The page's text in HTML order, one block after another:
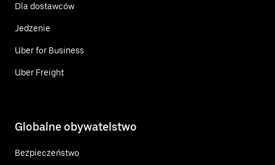
Dla dostawców
Jedzenie
Uber for Business
Uber Freight
Globalne obywatelstwo
Bezpieczeństwo